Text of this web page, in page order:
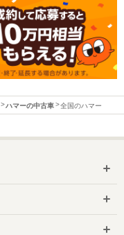
ハマーの中古車 全国のハマー